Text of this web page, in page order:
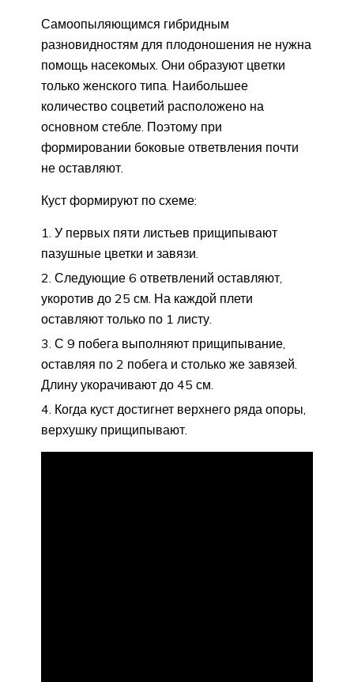
Самоопыляющимся гибридным
разновидностям для плодоношения не нужна
помощь насекомых. Они образуют цветки
только женского типа. Наибольшее
количество соцветий расположено на
основном стебле. Поэтому при
формировании боковые ответвления почти
не оставляют.
Куст формируют по схеме:
У первых пяти листьев прищипывают
пазушные цветки и завязи.
Следующие 6 ответвлений оставляют,
укоротив до 25 см. На каждой плети
оставляют только по 1 листу.
С 9 побега выполняют прищипывание,
оставляя по 2 побега и столько же завязей.
Длину укорачивают до 45 см.
Когда куст достигнет верхнего ряда опоры,
верхушку прищипывают.